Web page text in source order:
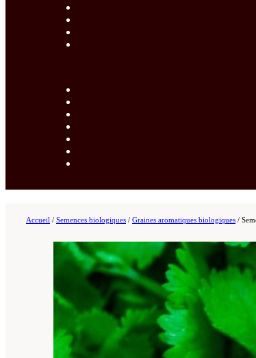
Accueil / Semences biologiques / Graines aromatiques biologiques /